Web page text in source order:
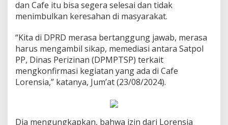
dan Cafe itu bisa segera selesai dan tidak
menimbulkan keresahan di masyarakat.
“Kita di DPRD merasa bertanggung jawab, merasa
harus mengambil sikap, memediasi antara Satpol
PP, Dinas Perizinan (DPMPTSP) terkait
mengkonfirmasi kegiatan yang ada di Cafe
Lorensia,” katanya, Jum’at (23/08/2024).
Dia mengungkapkan, bahwa izin dari Lorensia